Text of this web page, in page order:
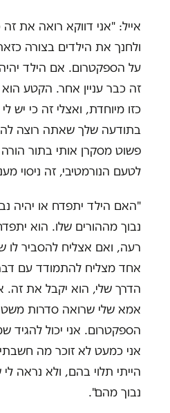
אייל: "אני דווקא רואה את זה
ולחנך את הילדים בצורה
על הספקטרום. אם הילד
זה כבר עניין אחר. הקטע
כזו מיוחדת, ואצלי זה כי יש
בתודעה שלך שאתה רוצה
פשוט מסקרן אותי בתור
לטעם הנורמטיבי, זה ניסוי
"האם הילד יתפדח או יהיה
נבוך מההורים שלו. הוא
רעה, ואם אצליח להסביר לו
אחד מצליח להתמודד עם
הדרך שלי, הוא יקבל את זה.
אמא שלי שרואה סדרות
הספקטרום. אני יכול
אני כמעט לא זוכר מה
הייתי תלוי בהם, ולא נראה
נבוך מהם".